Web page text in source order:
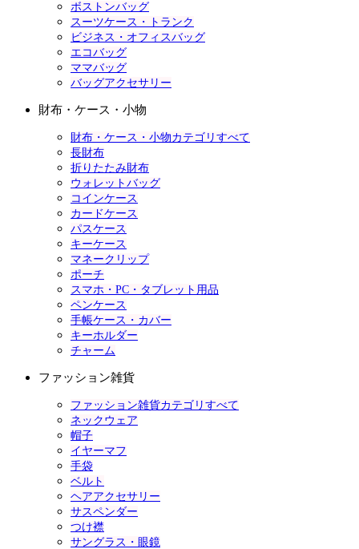
ボストンバッグ
スーツケース・トランク
ビジネス・オフィスバッグ
エコバッグ
ママバッグ
バッグアクセサリー
財布・ケース・小物
財布・ケース・小物カテゴリすべて
長財布
折りたたみ財布
ウォレットバッグ
コインケース
カードケース
パスケース
キーケース
マネークリップ
ポーチ
スマホ・PC・タブレット用品
ペンケース
手帳ケース・カバー
キーホルダー
チャーム
ファッション雑貨
ファッション雑貨カテゴリすべて
ネックウェア
帽子
イヤーマフ
手袋
ベルト
ヘアアクセサリー
サスペンダー
つけ襟
サングラス・眼鏡